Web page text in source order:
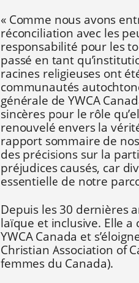
« Comme nous avons
réconciliation avec les
responsabilité pour les
passé en tant
racines religieuses ont
communautés
générale de YWCA
sincères pour le rôle
renouvelé envers la
rapport sommaire de
des précisions sur la
préjudices causés, car
essentielle de notre
Depuis les 30 dernières
laïque et inclusive. Elle
YWCA Canada et
Christian Association of
femmes du Canada).